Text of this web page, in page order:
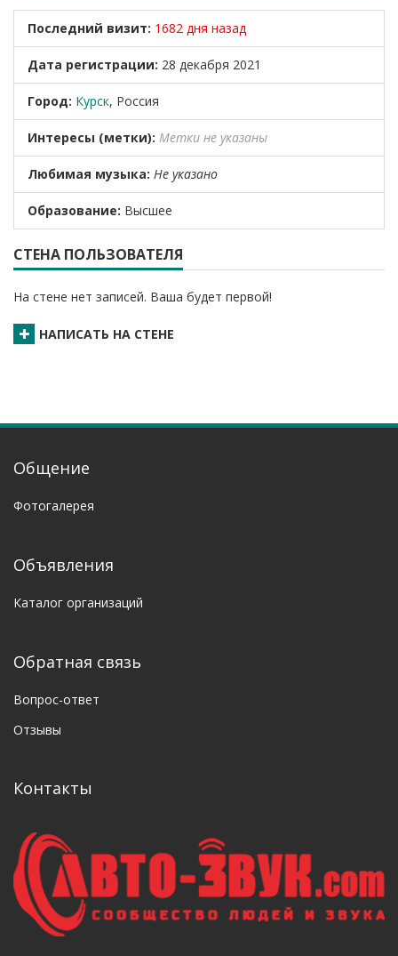
Последний визит: 1682 дня назад
Дата регистрации: 28 декабря 2021
Город: Курск, Россия
Интересы (метки): Метки не указаны
Любимая музыка: Не указано
Образование: Высшее
СТЕНА ПОЛЬЗОВАТЕЛЯ
На стене нет записей. Ваша будет первой!
НАПИСАТЬ НА СТЕНЕ
Общение
Фотогалерея
Объявления
Каталог организаций
Обратная связь
Вопрос-ответ
Отзывы
Контакты